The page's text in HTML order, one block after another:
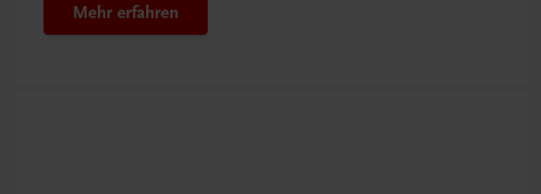
Mehr erfahren